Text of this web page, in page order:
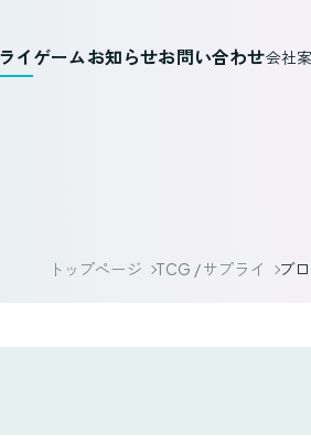
イゲームお知らせお問い合わせ会社
トップページ TCG / サプライ ブ